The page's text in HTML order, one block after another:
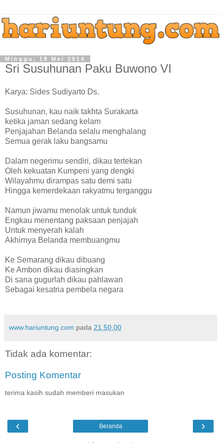
Minggu, 18 Mei 2014
Sri Susuhunan Paku Buwono VI
Karya: Sides Sudiyarto Ds.
Susuhunan, kau naik takhta Surakarta
ketika jaman sedang kelam
Penjajahan Belanda selalu menghalang
Semua gerak laku bangsamu
Dalam negerimu sendiri, dikau tertekan
Oleh kekuatan Kumpeni yang dengki
Wilayahmu dirampas satu demi satu
Hingga kemerdekaan rakyatmu terganggu
Namun jiwamu menolak untuk tunduk
Engkau menentang paksaan penjajah
Untuk menyerah kalah
Akhirnya Belanda membuangmu
Ke Semarang dikau dibuang
Ke Ambon dikau diasingkan
Di sana gugurlah dikau pahlawan
Sebagai kesatria pembela negara
www.hariuntung.com pada 21.50.00
Tidak ada komentar:
Posting Komentar
terima kasih sudah memberi masukan
‹ ›
Beranda